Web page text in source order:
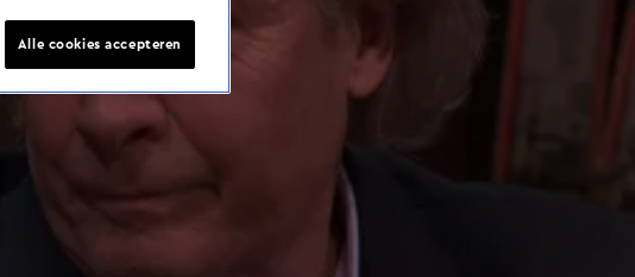
Alle cookies accepteren